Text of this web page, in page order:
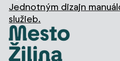
Jednotným dizajn
služieb.